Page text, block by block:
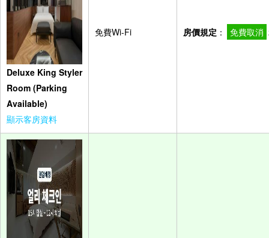
Deluxe King Styler
Room (Parking
Available)
顯示客房資料
免費Wi-Fi 房價規定 ： 免費取消